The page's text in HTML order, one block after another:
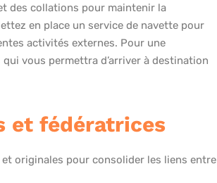
des collations pour maintenir la
en place un service de navette pour
activités externes. Pour une
qui vous permettra d’arriver à destination
et fédératrices
originales pour consolider les liens entre